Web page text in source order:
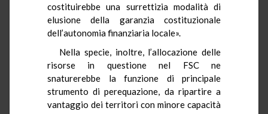
costituirebbe una surrettizia modalità di
elusione della garanzia costituzionale
dell’autonomia finanziaria locale».
Nella specie, inoltre, l’allocazione delle
risorse in questione nel FSC ne
snaturerebbe la funzione di principale
strumento di perequazione, da ripartire a
vantaggio dei territori con minore capacità